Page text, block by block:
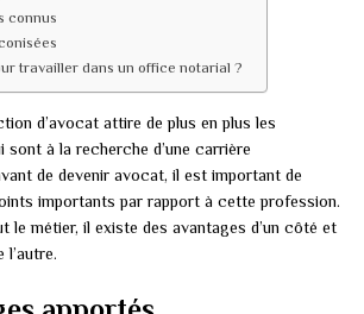
connus
travailler dans un office notarial ?
d’avocat attire de plus en plus les
sont à la recherche d’une carrière
de devenir avocat, il est important de
importants par rapport à cette profession.
le métier, il existe des avantages d’un côté et
l’autre.